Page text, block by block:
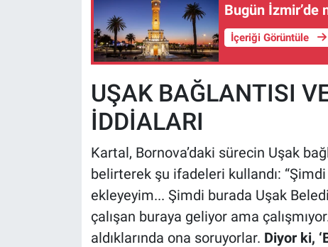
Bugün İzmir’de
İçeriği Görüntüle
UŞAK BAĞLANTISI
İDDİALARI
Kartal, Bornova’daki sürecin Uşak
belirterek şu ifadeleri kullandı:
ekleyeyim... Şimdi burada Uşak
çalışan buraya geliyor ama
aldıklarında ona soruyorlar. Diyor ki,